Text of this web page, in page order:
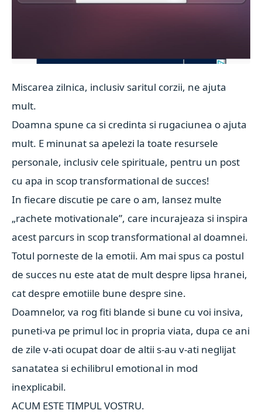
Miscarea zilnica, inclusiv saritul corzii, ne ajuta
mult.
Doamna spune ca si credinta si rugaciunea o ajuta
mult. E minunat sa apelezi la toate resursele
personale, inclusiv cele spirituale, pentru un post
cu apa in scop transformational de succes!
In fiecare discutie pe care o am, lansez multe
„rachete motivationale”, care incurajeaza si inspira
acest parcurs in scop transformational al doamnei.
Totul porneste de la emotii. Am mai spus ca postul
de succes nu este atat de mult despre lipsa hranei,
cat despre emotiile bune despre sine.
Doamnelor, va rog fiti blande si bune cu voi insiva,
puneti-va pe primul loc in propria viata, dupa ce ani
de zile v-ati ocupat doar de altii s-au v-ati neglijat
sanatatea si echilibrul emotional in mod
inexplicabil.
ACUM ESTE TIMPUL VOSTRU.